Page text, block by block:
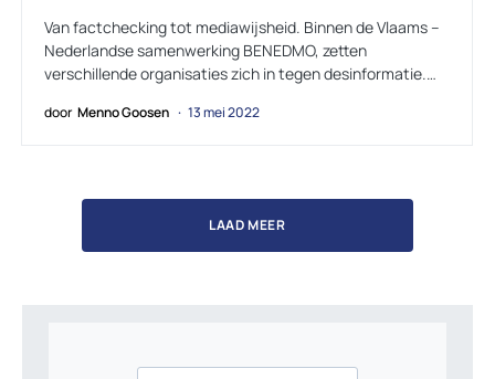
Van factchecking tot mediawijsheid. Binnen de Vlaams –
Nederlandse samenwerking BENEDMO, zetten
verschillende organisaties zich in tegen desinformatie.…
door Menno Goosen 13 mei 2022
LAAD MEER